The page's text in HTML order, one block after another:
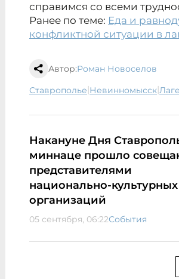
справимся со всеми
Ранее по теме: Еда и
конфликтной ситуации в
Автор:Роман Новоселов
Ставрополье| Невинномысск|
Накануне Дня
миннаце прошло
представителями
национально-культурных
организаций
05 сентября, 06:22События